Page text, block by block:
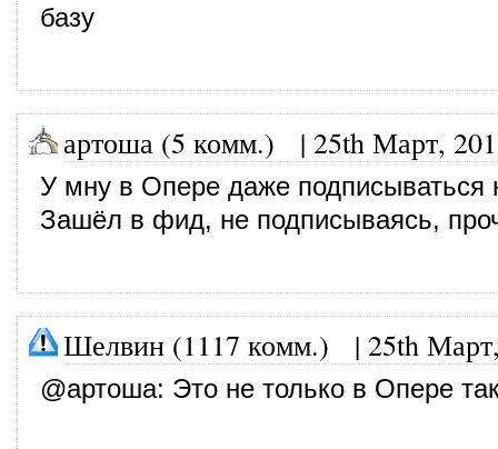
базу
артоша (5 комм.) | 25th Март,
У мну в Опере даже подписываться
Зашёл в фид, не подписываясь,
Шелвин (1117 комм.) | 25th
@артоша: Это не только в Опере